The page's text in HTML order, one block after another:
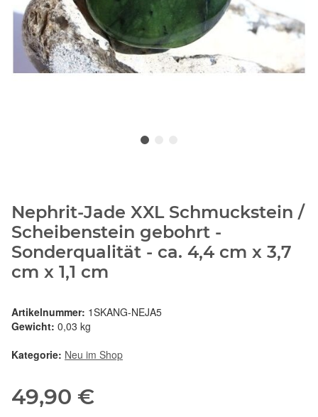
Nephrit-Jade XXL Schmuckstein /
Scheibenstein gebohrt -
Sonderqualität - ca. 4,4 cm x 3,7
cm x 1,1 cm
Artikelnummer: 1SKANG-NEJA5
Gewicht: 0,03 kg
Kategorie: Neu im Shop
49,90 €